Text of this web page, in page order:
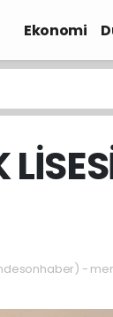
Ekonomi
-